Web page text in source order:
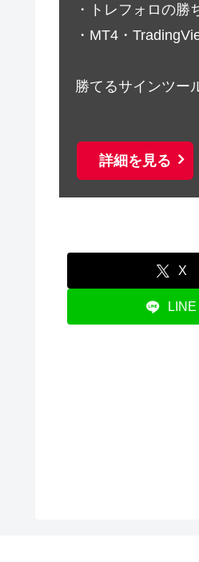
・トレフォロの勝
・MT4・
勝てるサインツー
詳細を見る
X
LINE